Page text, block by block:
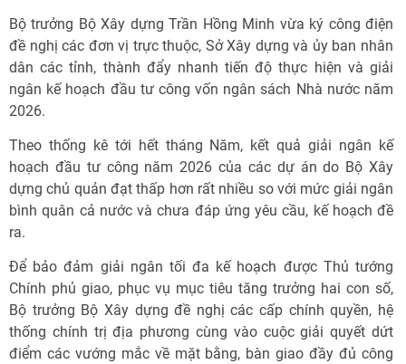
Bộ trưởng Bộ Xây dựng Trần Hồng Minh vừa ký công điện
đề nghị các đơn vị trực thuộc, Sở Xây dựng và ủy ban nhân
dân các tỉnh, thành đẩy nhanh tiến độ thực hiện và giải
ngân kế hoạch đầu tư công vốn ngân sách Nhà nước năm
2026.
Theo thống kê tới hết tháng Năm, kết quả giải ngân kế
hoạch đầu tư công năm 2026 của các dự án do Bộ Xây
dựng chủ quản đạt thấp hơn rất nhiều so với mức giải ngân
bình quân cả nước và chưa đáp ứng yêu cầu, kế hoạch đề
ra.
Để bảo đảm giải ngân tối đa kế hoạch được Thủ tướng
Chính phủ giao, phục vụ mục tiêu tăng trưởng hai con số,
Bộ trưởng Bộ Xây dựng đề nghị các cấp chính quyền, hệ
thống chính trị địa phương cùng vào cuộc giải quyết dứt
điểm các vướng mắc về mặt bằng, bàn giao đầy đủ công